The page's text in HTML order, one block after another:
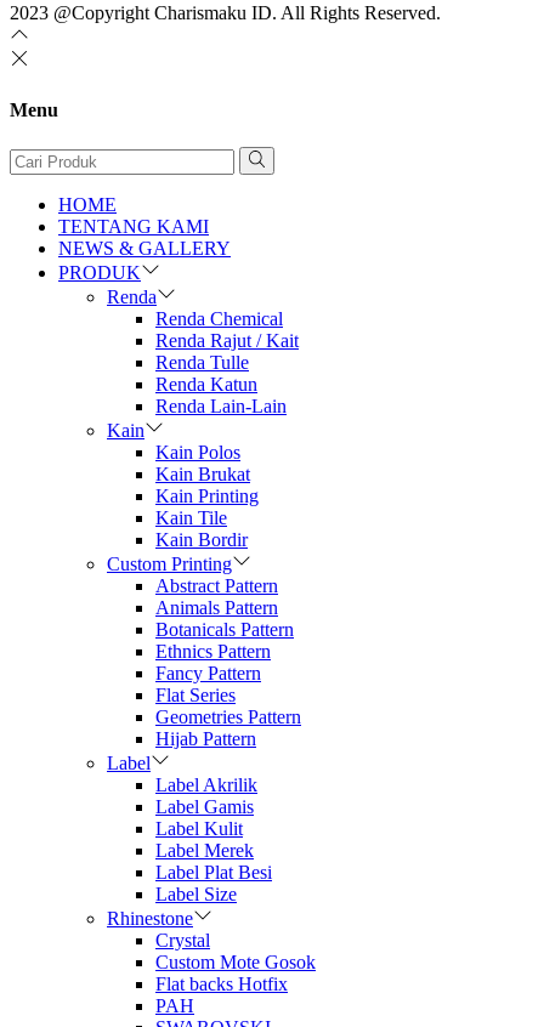
2023 @Copyright Charismaku ID. All Rights Reserved.
Menu
HOME
TENTANG KAMI
NEWS & GALLERY
PRODUK
Renda
Renda Chemical
Renda Rajut / Kait
Renda Tulle
Renda Katun
Renda Lain-Lain
Kain
Kain Polos
Kain Brukat
Kain Printing
Kain Tile
Kain Bordir
Custom Printing
Abstract Pattern
Animals Pattern
Botanicals Pattern
Ethnics Pattern
Fancy Pattern
Flat Series
Geometries Pattern
Hijab Pattern
Label
Label Akrilik
Label Gamis
Label Kulit
Label Merek
Label Plat Besi
Label Size
Rhinestone
Crystal
Custom Mote Gosok
Flat backs Hotfix
PAH